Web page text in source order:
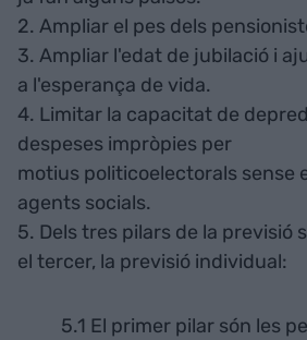
2. Ampliar el pes dels
3. Ampliar l'edat de jubilació i
a l'esperança de vida.
4. Limitar la capacitat de
despeses impròpies per
motius politicoelectorals sense
agents socials.
5. Dels tres pilars de la previsió
el tercer, la previsió individual:
5.1 El primer pilar són les